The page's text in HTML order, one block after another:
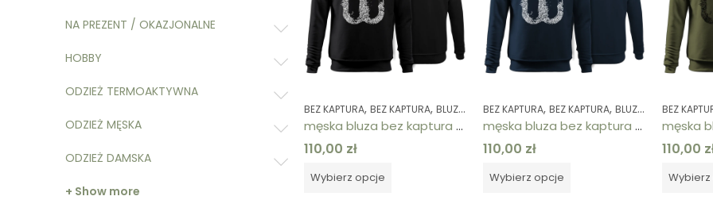
BEZ KAPTURA, BEZ KAPTURA, BLUZY / TAKTYCZNE ,BLUZY / TAKTYCZNE,POLSKA
męska bluza bez kaptura czarna Polska Walcząca
110,00 zł
Wybierz opcje
BEZ KAPTURA, BEZ KAPTURA, BLUZY / TAKTYCZNE ,
męska bluza bez kaptura granatowa Polska Walcząca
110,00 zł
Wybierz opcje
BEZ
110,00
NA PREZENT / OKAZJONALNE
HOBBY
ODZIEŻ TERMOAKTYWNA
ODZIEŻ MĘSKA
ODZIEŻ DAMSKA
+ Show more